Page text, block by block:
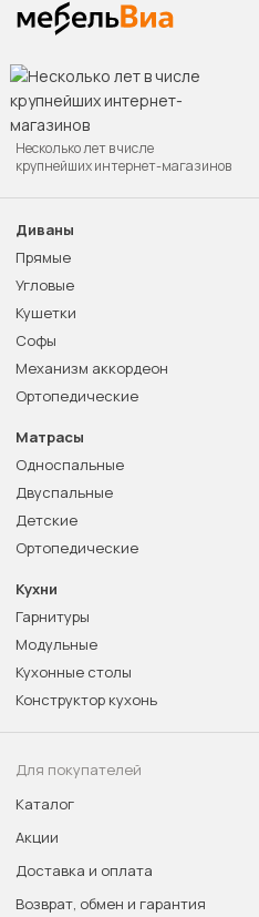
Несколько лет в числе
крупнейших интернет-магазинов
Диваны
Прямые
Угловые
Кушетки
Софы
Механизм аккордеон
Ортопедические
Матрасы
Односпальные
Двуспальные
Детские
Ортопедические
Кухни
Гарнитуры
Модульные
Кухонные столы
Конструктор кухонь
Для покупателей
Каталог
Акции
Доставка и оплата
Возврат, обмен и гарантия